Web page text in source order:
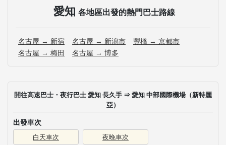
愛知 各地區出發的熱門巴士路線
名古屋 → 新宿 名古屋 → 新潟市
豐橋 → 京都市
名古屋 → 梅田
名古屋 → 博多
開往高速巴士・夜行巴士 愛知 長久手 ⇒ 愛知 中部國際機場（新特麗
亞）
出發車次
白天車次 夜晚車次